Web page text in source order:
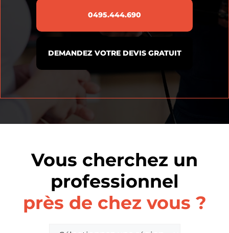
0495.444.690
DEMANDEZ VOTRE DEVIS GRATUIT
Vous cherchez un
professionnel
près de chez vous ?